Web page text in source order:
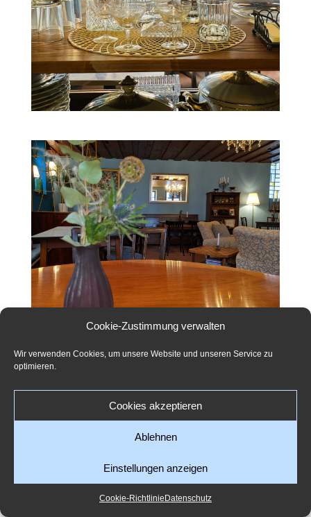
Cookie-Zustimmung verwalten
Wir verwenden Cookies, um unsere Website und unseren Service zu
optimieren.
Cookies akzeptieren
Ablehnen
Einstellungen anzeigen
Cookie-Richtlinie Datenschutz